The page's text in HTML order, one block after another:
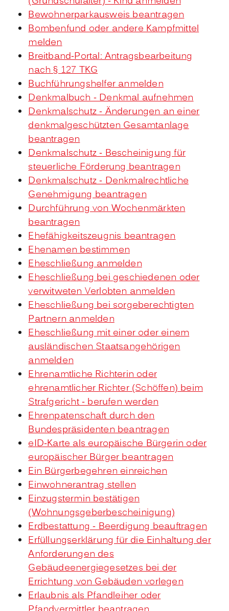
Bewohnerparkausweis beantragen
Bombenfund oder andere Kampfmittel
melden
Breitband-Portal: Antragsbearbeitung
nach § 127 TKG
Buchführungshelfer anmelden
Denkmalbuch - Denkmal aufnehmen
Denkmalschutz - Änderungen an einer
denkmalgeschützten Gesamtanlage
beantragen
Denkmalschutz - Bescheinigung für
steuerliche Förderung beantragen
Denkmalschutz - Denkmalrechtliche
Genehmigung beantragen
Durchführung von Wochenmärkten
beantragen
Ehefähigkeitszeugnis beantragen
Ehenamen bestimmen
Eheschließung anmelden
Eheschließung bei geschiedenen oder
verwitweten Verlobten anmelden
Eheschließung bei sorgeberechtigten
Partnern anmelden
Eheschließung mit einer oder einem
ausländischen Staatsangehörigen
anmelden
Ehrenamtliche Richterin oder
ehrenamtlicher Richter (Schöffen) beim
Strafgericht - berufen werden
Ehrenpatenschaft durch den
Bundespräsidenten beantragen
eID-Karte als europäische Bürgerin oder
europäischer Bürger beantragen
Ein Bürgerbegehren einreichen
Einwohnerantrag stellen
Einzugstermin bestätigen
(Wohnungsgeberbescheinigung)
Erdbestattung - Beerdigung beauftragen
Erfüllungserklärung für die Einhaltung der
Anforderungen des
Gebäudeenergiegesetzes bei der
Errichtung von Gebäuden vorlegen
Erlaubnis als Pfandleiher oder